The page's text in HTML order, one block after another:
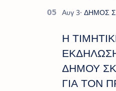
Η
ΔΗΜΟΥ
ΓΙΑ ΤΟΝ